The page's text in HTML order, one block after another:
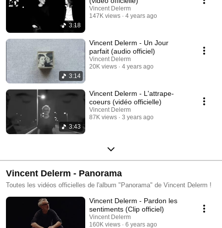
3:18
Vincent Delerm
147K views
4 years ago
3:14
Vincent Delerm - Un Jour
parfait (audio officiel)
Vincent Delerm
20K views
4 years ago
3:43
Vincent Delerm - L'attrape-
coeurs (vidéo officielle)
Vincent Delerm
87K views
3 years ago
Vincent Delerm - Panorama
Toutes les vidéos officielles de l'album "Panorama" de Vincent Delerm !
Vincent Delerm - Pardon les
sentiments (Clip officiel)
Vincent Delerm
160K views
6 years ago